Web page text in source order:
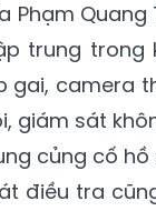
Quang
trung trong
camera
giám sát
củng cố
điều tra